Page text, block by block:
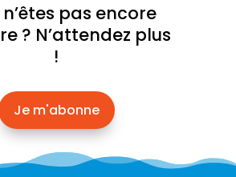
pas encore
? N’attendez plus
!
Je m'abonne